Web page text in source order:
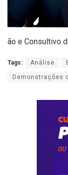
ão e Consultivo
Tags: Análise
Demonstrações